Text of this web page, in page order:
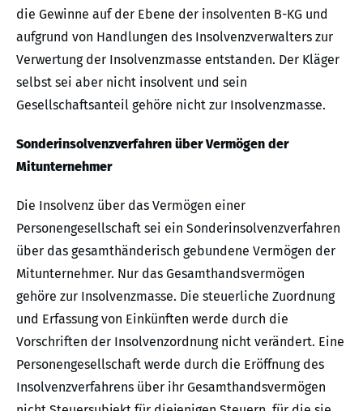
die Gewinne auf der Ebene der insolventen B-KG und
aufgrund von Handlungen des Insolvenzverwalters zur
Verwertung der Insolvenzmasse entstanden. Der Kläger
selbst sei aber nicht insolvent und sein
Gesellschaftsanteil gehöre nicht zur Insolvenzmasse.
Sonderinsolvenzverfahren über Vermögen der
Mitunternehmer
Die Insolvenz über das Vermögen einer
Personengesellschaft sei ein Sonderinsolvenzverfahren
über das gesamthänderisch gebundene Vermögen der
Mitunternehmer. Nur das Gesamthandsvermögen
gehöre zur Insolvenzmasse. Die steuerliche Zuordnung
und Erfassung von Einkünften werde durch die
Vorschriften der Insolvenzordnung nicht verändert. Eine
Personengesellschaft werde durch die Eröffnung des
Insolvenzverfahrens über ihr Gesamthandsvermögen